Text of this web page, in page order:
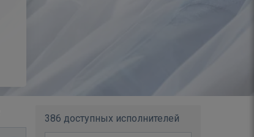
386 доступных исполнителей